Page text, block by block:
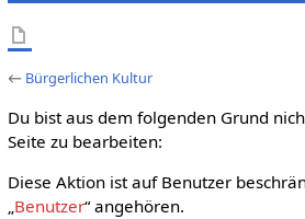
← Bürgerlichen Kultur
Du bist aus dem folgenden Grund
Seite zu bearbeiten:
Diese Aktion ist auf Benutzer
„Benutzer“ angehören.